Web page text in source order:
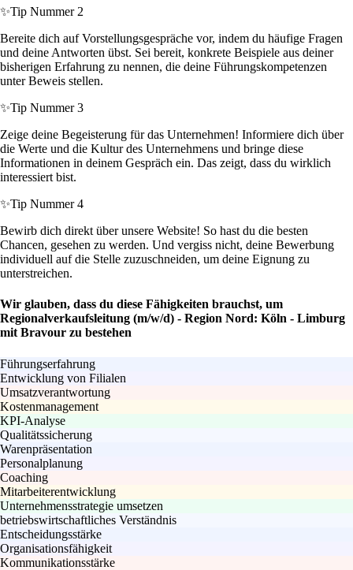
✨Tip Nummer 2
Bereite dich auf Vorstellungsgespräche vor, indem du häufige Fragen
und deine Antworten übst. Sei bereit, konkrete Beispiele aus deiner
bisherigen Erfahrung zu nennen, die deine Führungskompetenzen
unter Beweis stellen.
✨Tip Nummer 3
Zeige deine Begeisterung für das Unternehmen! Informiere dich über
die Werte und die Kultur des Unternehmens und bringe diese
Informationen in deinem Gespräch ein. Das zeigt, dass du wirklich
interessiert bist.
✨Tip Nummer 4
Bewirb dich direkt über unsere Website! So hast du die besten
Chancen, gesehen zu werden. Und vergiss nicht, deine Bewerbung
individuell auf die Stelle zuzuschneiden, um deine Eignung zu
unterstreichen.
Wir glauben, dass du diese Fähigkeiten brauchst, um
Regionalverkaufsleitung (m/w/d) - Region Nord: Köln - Limburg
mit Bravour zu bestehen
Führungserfahrung
Entwicklung von Filialen
Umsatzverantwortung
Kostenmanagement
KPI-Analyse
Qualitätssicherung
Warenpräsentation
Personalplanung
Coaching
Mitarbeiterentwicklung
Unternehmensstrategie umsetzen
betriebswirtschaftliches Verständnis
Entscheidungsstärke
Organisationsfähigkeit
Kommunikationsstärke